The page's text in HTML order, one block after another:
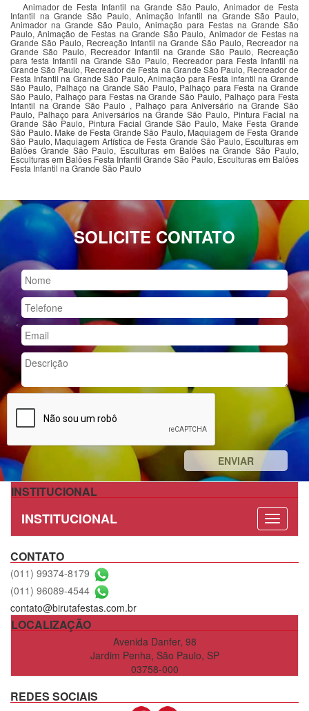
Animador de Festa Infantil na Grande São Paulo, Animador de Festa
Infantil na Grande São Paulo, Animação Infantil na Grande São Paulo,
Animador na Grande São Paulo, Animação para Festas na Grande São
Paulo, Animação de Festas na Grande São Paulo, Animador de Festas na
Grande São Paulo, Recreação Infantil na Grande São Paulo, Recreador na
Grande São Paulo, Recreador Infantil na Grande São Paulo, Recreação
para festa Infantil na Grande São Paulo, Recreador para Festa Infantil na
Grande São Paulo, Recreador de Festa na Grande São Paulo, Recreador de
Festa Infantil na Grande São Paulo, Animação para Festa infantil na Grande
São Paulo, Palhaço na Grande São Paulo, Palhaço para Festa na Grande
São Paulo, Palhaço para Festas na Grande São Paulo, Palhaço para Festa
Infantil na Grande São Paulo , Palhaço para Aniversário na Grande São
Paulo, Palhaço para Aniversários na Grande São Paulo, Pintura Facial na
Grande São Paulo, Pintura Facial Grande São Paulo, Make Festa Grande
São Paulo. Make de Festa Grande São Paulo, Maquiagem de Festa Grande
São Paulo, Maquiagem Artística de Festa Grande São Paulo, Esculturas em
Balões Grande São Paulo, Esculturas em Balões na Grande São Paulo,
Esculturas em Balões Festa Infantil Grande São Paulo, Esculturas em Balões
Festa Infantil na Grande São Paulo
SOLICITE CONTATO
INSTITUCIONAL
INSTITUCIONAL
CONTATO
(011) 99374-8179
(011) 96089-4544
contato@birutafestas.com.br
LOCALIZAÇÃO
Avenida Danfer, 98
Jardim Penha, São Paulo, SP
03758-000
REDES SOCIAIS